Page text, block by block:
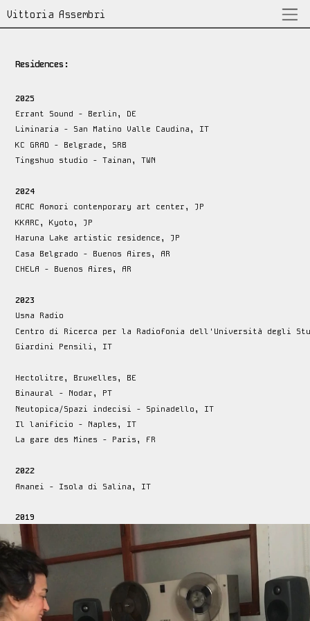
Residences:
2025
Errant Sound - Berlin, DE
Liminaria - San Matino Valle Caudina, IT
KC GRAD - Belgrade, SRB
Tingshuo studio - Tainan, TWN
2024
ACAC Aomori contemporary art center, JP
KKARC, Kyoto, JP
Haruna Lake artistic residence, JP
Casa Belgrado - Buenos Aires, AR
CHELA - Buenos Aires, AR
2023
Usma Radio
Centro di Ricerca per la Radiofonia dell'Università degli
Giardini Pensili, IT
Hectolitre, Bruxelles, BE
Binaural - Nodar, PT
Neutopica/Spazi indecisi - Spinadello, IT
Il lanificio - Naples, IT
La gare des Mines - Paris, FR
2022
Amanei - Isola di Salina, IT
2019
Atelier A - Apricale, IT
Vittoria Assembri